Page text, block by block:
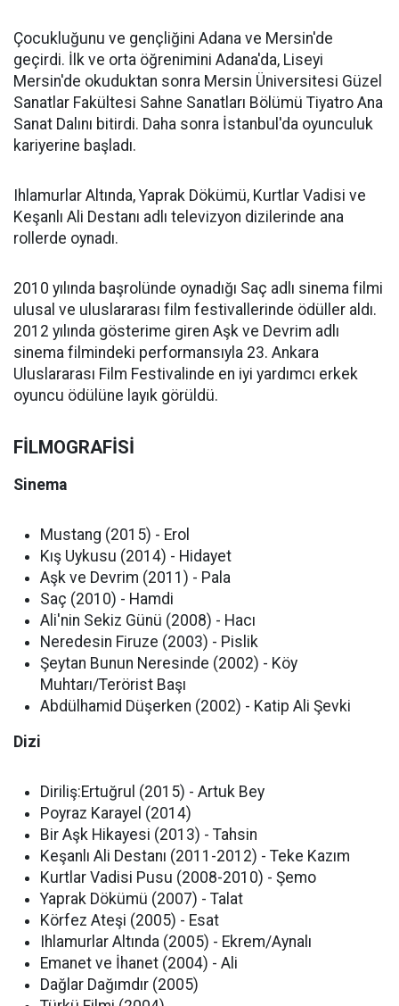
Çocukluğunu ve gençliğini Adana ve Mersin'de
geçirdi. İlk ve orta öğrenimini Adana'da, Liseyi
Mersin'de okuduktan sonra Mersin Üniversitesi Güzel
Sanatlar Fakültesi Sahne Sanatları Bölümü Tiyatro Ana
Sanat Dalını bitirdi. Daha sonra İstanbul'da oyunculuk
kariyerine başladı.
Ihlamurlar Altında, Yaprak Dökümü, Kurtlar Vadisi ve
Keşanlı Ali Destanı adlı televizyon dizilerinde ana
rollerde oynadı.
2010 yılında başrolünde oynadığı Saç adlı sinema filmi
ulusal ve uluslararası film festivallerinde ödüller aldı.
2012 yılında gösterime giren Aşk ve Devrim adlı
sinema filmindeki performansıyla 23. Ankara
Uluslararası Film Festivalinde en iyi yardımcı erkek
oyuncu ödülüne layık görüldü.
FİLMOGRAFİSİ
Sinema
Mustang (2015) - Erol
Kış Uykusu (2014) - Hidayet
Aşk ve Devrim (2011) - Pala
Saç (2010) - Hamdi
Ali'nin Sekiz Günü (2008) - Hacı
Neredesin Firuze (2003) - Pislik
Şeytan Bunun Neresinde (2002) - Köy
Muhtarı/Terörist Başı
Abdülhamid Düşerken (2002) - Katip Ali Şevki
Dizi
Diriliş:Ertuğrul (2015) - Artuk Bey
Poyraz Karayel (2014)
Bir Aşk Hikayesi (2013) - Tahsin
Keşanlı Ali Destanı (2011-2012) - Teke Kazım
Kurtlar Vadisi Pusu (2008-2010) - Şemo
Yaprak Dökümü (2007) - Talat
Körfez Ateşi (2005) - Esat
Ihlamurlar Altında (2005) - Ekrem/Aynalı
Emanet ve İhanet (2004) - Ali
Dağlar Dağımdır (2005)